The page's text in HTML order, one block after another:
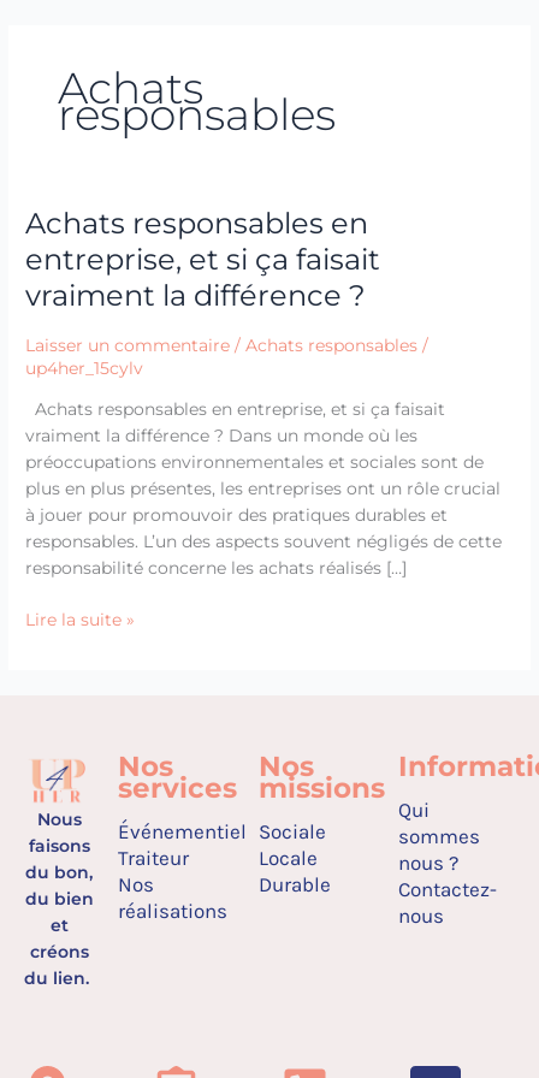
Achats
responsables
Achats responsables en
entreprise, et si ça faisait
vraiment la différence ?
Laisser un commentaire /Achats responsables /
up4her_15cylv
Achats responsables en entreprise, et si ça faisait
vraiment la différence ? Dans un monde où les
préoccupations environnementales et sociales sont de
plus en plus présentes, les entreprises ont un rôle crucial
à jouer pour promouvoir des pratiques durables et
responsables. L’un des aspects souvent négligés de cette
responsabilité concerne les achats réalisés […]
Achats
en
entreprise,
si
ça
faisait
vraiment
la
différence
?
Lire la suite »
Nous
faisons
du bon,
du bien
et
créons
du lien.
Nos
services
Événementiel
Traiteur
Nos
réalisations
Nos
missions
Sociale
Locale
Durable
Qui
sommes
nous ?
Contactez-
nous